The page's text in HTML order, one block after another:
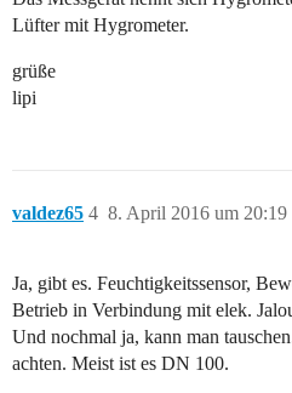
Lüfter mit Hygrometer.
grüße
lipi
valdez65 8. April 2016 um 20:19
4
Ja, gibt es. Feuchtigkeitssensor,
Betrieb in Verbindung mit elek.
Und nochmal ja, kann man
achten. Meist ist es DN 100.